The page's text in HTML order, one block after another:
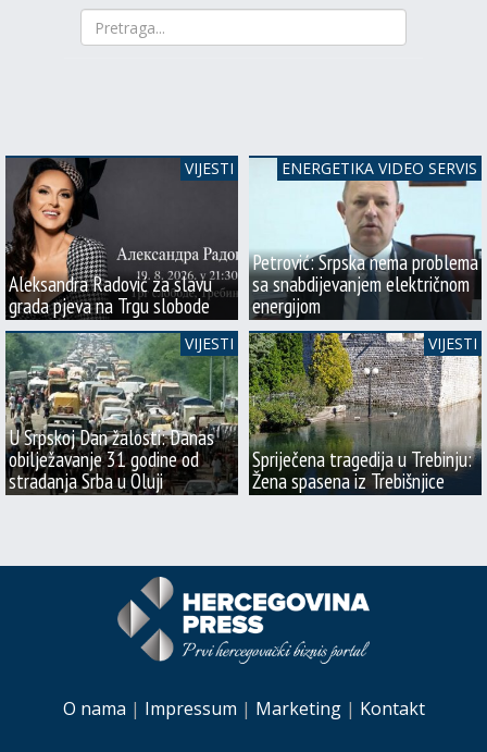
Aleksandra Radović za slavu
grada pjeva na Trgu slobode
VIJESTI
Petrović: Srpska nema problema
sa snabdijevanjem električnom
energijom
ENERGETIKA VIDEO SERVIS
U Srpskoj Dan žalosti: Danas
obilježavanje 31 godine od
stradanja Srba u Oluji
VIJESTI
Spriječena tragedija u Trebinju:
Žena spasena iz Trebišnjice
VIJESTI
O nama | Impressum | Marketing| Kontakt